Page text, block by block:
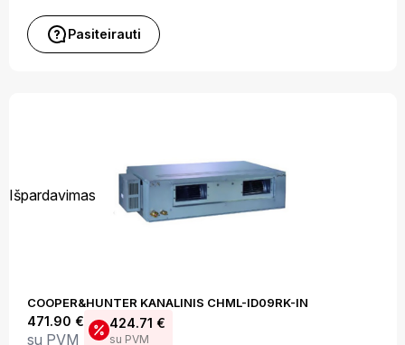
Pasiteirauti
Išpardavimas
COOPER&HUNTER KANALINIS CHML-ID09RK-IN
471.90 €
su PVM
424.71 €
su PVM